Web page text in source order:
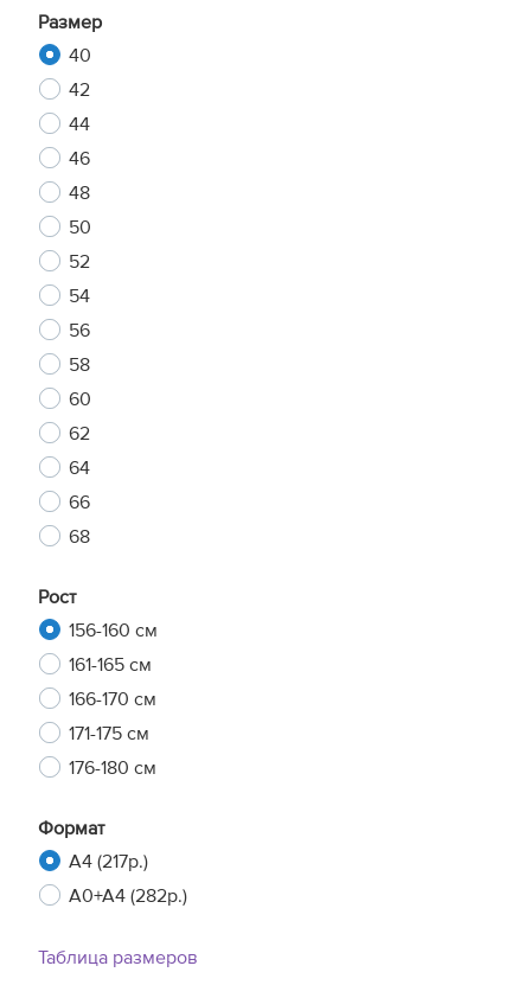
Размер
40
42
44
46
48
50
52
54
56
58
60
62
64
66
68
Рост
156-160 см
161-165 см
166-170 см
171-175 см
176-180 см
Формат
A4 (217р.)
A0+A4 (282р.)
Таблица размеров